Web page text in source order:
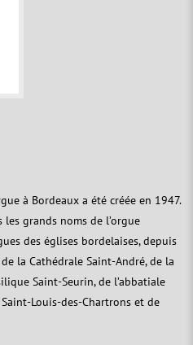
à Bordeaux a été créée en 1947.
grands noms de l’orgue
des églises bordelaises, depuis
la Cathédrale Saint-André, de la
Saint-Seurin, de l’abbatiale
Louis-des-Chartrons et de